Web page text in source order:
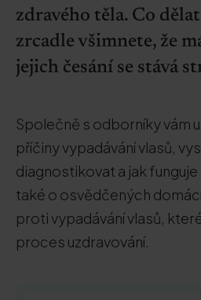
zdravého těla. Co
zrcadle všimnete, že
jejich česání se stává
Společně s odborníky vám
příčiny vypadávání vlasů,
diagnostikovat a jak
také o osvědčených
proti vypadávání vlasů,
proces uzdravování.